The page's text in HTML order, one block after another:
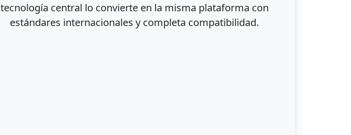
tecnología central lo convierte en la misma plataforma con
estándares internacionales y completa compatibilidad.